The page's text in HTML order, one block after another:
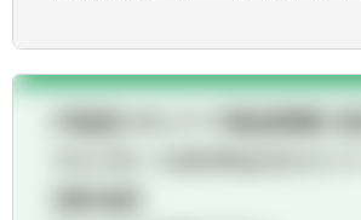
具体的には、適性を踏
わっていただきます。
【フィナンシャル・ア
■企業価値評価業務